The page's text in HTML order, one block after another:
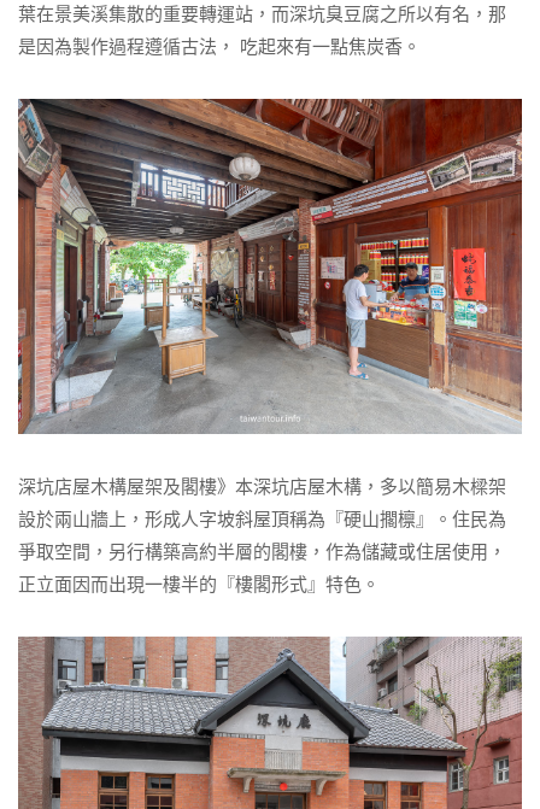
葉在景美溪集散的重要轉運站，而深坑臭豆腐之所以有名，那
是因為製作過程遵循古法， 吃起來有一點焦炭香。
深坑店屋木構屋架及閣樓》本深坑店屋木構，多以簡易木樑架
設於兩山牆上，形成人字坡斜屋頂稱為『硬山擱檩』。住民為
爭取空間，另行構築高約半層的閣樓，作為儲藏或住居使用，
正立面因而出現一樓半的『樓閣形式』特色。